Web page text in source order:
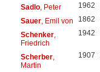
Sadlo, Peter 1962
Sauer, Emil von 1862
Schenker,
Friedrich
1942
Scherber,
Martin
1907